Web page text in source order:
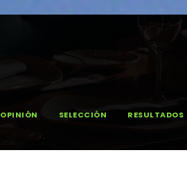
OPINIÓN SELECCIÓN RESULTADOS